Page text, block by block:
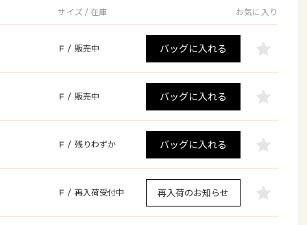
サイズ / 在庫 お気に入り
F / 販売中 バッグに入れる
F / 販売中 バッグに入れる
F / 残りわずか バッグに入れる
F / 再入荷受付中 再入荷のお知らせ